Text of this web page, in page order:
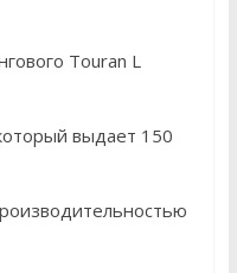
Touran L
выдает 150